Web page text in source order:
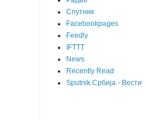
Спутник
Facebookpages
Feedly
IFTTT
News
Recently Read
Sputnik Србија - Вести